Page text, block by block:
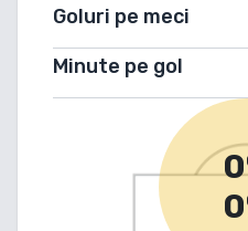
Goluri pe meci
Minute pe gol